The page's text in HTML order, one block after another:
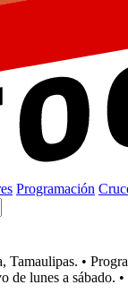
Programación
•
lunes a sábado. •